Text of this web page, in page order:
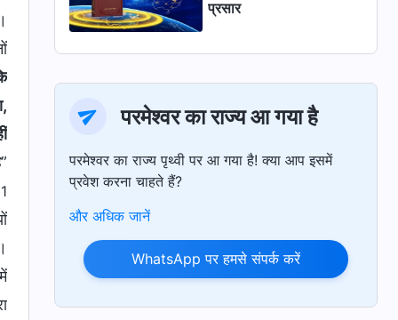
”
प्रसार
परमेश्वर का राज्य आ गया है
परमेश्वर का राज्य पृथ्वी पर आ गया है! क्या आप इसमें
प्रवेश करना चाहते हैं?
और अधिक जानें
WhatsApp पर हमसे संपर्क करें